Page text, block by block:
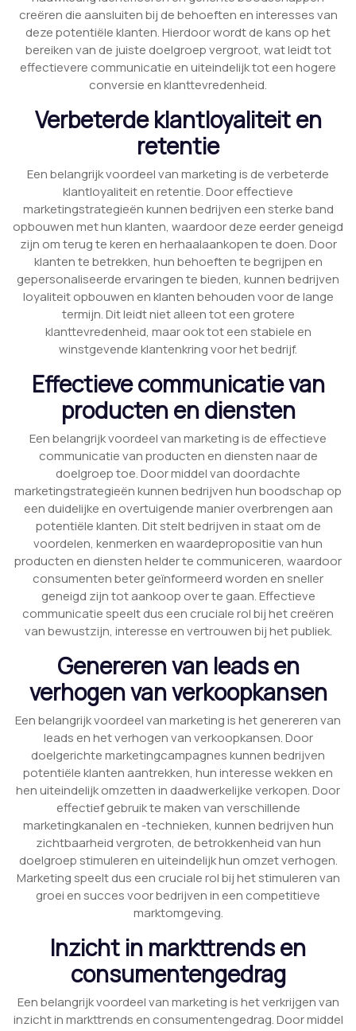
creëren die aansluiten bij de behoeften en interesses van
deze potentiële klanten. Hierdoor wordt de kans op het
bereiken van de juiste doelgroep vergroot, wat leidt tot
effectievere communicatie en uiteindelijk tot een hogere
conversie en klanttevredenheid.
Verbeterde klantloyaliteit en
retentie
Een belangrijk voordeel van marketing is de verbeterde
klantloyaliteit en retentie. Door effectieve
marketingstrategieën kunnen bedrijven een sterke band
opbouwen met hun klanten, waardoor deze eerder geneigd
zijn om terug te keren en herhaalaankopen te doen. Door
klanten te betrekken, hun behoeften te begrijpen en
gepersonaliseerde ervaringen te bieden, kunnen bedrijven
loyaliteit opbouwen en klanten behouden voor de lange
termijn. Dit leidt niet alleen tot een grotere
klanttevredenheid, maar ook tot een stabiele en
winstgevende klantenkring voor het bedrijf.
Effectieve communicatie van
producten en diensten
Een belangrijk voordeel van marketing is de effectieve
communicatie van producten en diensten naar de
doelgroep toe. Door middel van doordachte
marketingstrategieën kunnen bedrijven hun boodschap op
een duidelijke en overtuigende manier overbrengen aan
potentiële klanten. Dit stelt bedrijven in staat om de
voordelen, kenmerken en waardepropositie van hun
producten en diensten helder te communiceren, waardoor
consumenten beter geïnformeerd worden en sneller
geneigd zijn tot aankoop over te gaan. Effectieve
communicatie speelt dus een cruciale rol bij het creëren
van bewustzijn, interesse en vertrouwen bij het publiek.
Genereren van leads en
verhogen van verkoopkansen
Een belangrijk voordeel van marketing is het genereren van
leads en het verhogen van verkoopkansen. Door
doelgerichte marketingcampagnes kunnen bedrijven
potentiële klanten aantrekken, hun interesse wekken en
hen uiteindelijk omzetten in daadwerkelijke verkopen. Door
effectief gebruik te maken van verschillende
marketingkanalen en -technieken, kunnen bedrijven hun
zichtbaarheid vergroten, de betrokkenheid van hun
doelgroep stimuleren en uiteindelijk hun omzet verhogen.
Marketing speelt dus een cruciale rol bij het stimuleren van
groei en succes voor bedrijven in een competitieve
marktomgeving.
Inzicht in markttrends en
consumentengedrag
Een belangrijk voordeel van marketing is het verkrijgen van
inzicht in markttrends en consumentengedrag. Door middel